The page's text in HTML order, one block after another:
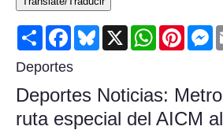
Consumer
Consumer Affairs Recalls
Food & Drug Recalls
Share FacebookBluesky
X WhatsApp
Deportes
Deportes Noticias:
ruta especial del AICM